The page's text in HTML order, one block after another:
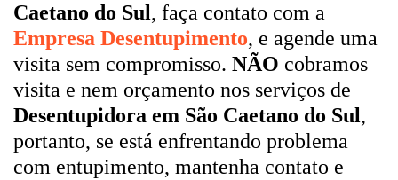
Caetano do Sul, faça contato com a
Empresa Desentupimento, e agende uma
visita sem compromisso. NÃO cobramos
visita e nem orçamento nos serviços de
Desentupidora em São Caetano do Sul,
portanto, se está enfrentando problema
com entupimento, mantenha contato e